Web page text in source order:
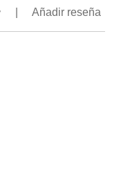
Añadir reseña